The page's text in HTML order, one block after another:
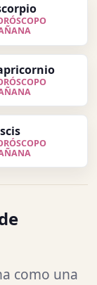
como una